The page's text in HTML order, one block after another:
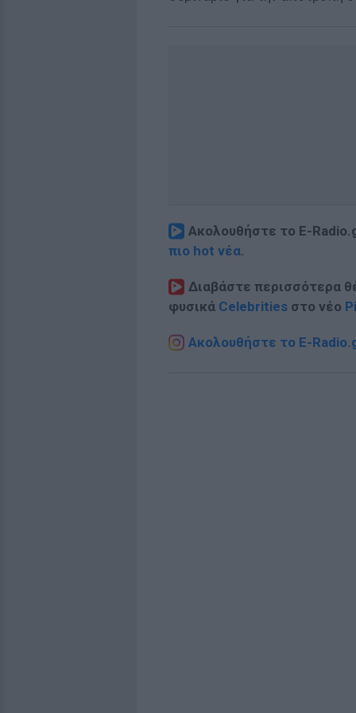
Ακολουθήστε το E-
πιο hot νέα.
Διαβάστε περισσότερα
φυσικά Celebrities στο νέο
Ακολουθήστε το E-